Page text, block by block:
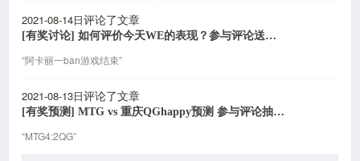
2021-08-14日评论了文章
[有奖讨论] 如何评价今天WE的表现？参与评论送雷柏电竞耳机
“阿卡丽一ban游戏结束”
2021-08-13日评论了文章
[有奖预测] MTG vs 重庆QGhappy预测 参与评论抽蓝牙耳机
“MTG4:2QG”